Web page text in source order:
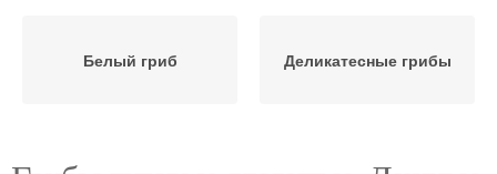
Белый гриб Деликатесные грибы